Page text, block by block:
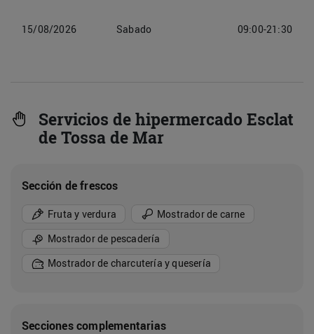
15/08/2026 Sabado 09:00-21:30
Servicios de hipermercado Esclat
de Tossa de Mar
Sección de frescos
Fruta y verdura
Mostrador de carne
Mostrador de pescadería
Mostrador de charcutería y quesería
Secciones complementarias